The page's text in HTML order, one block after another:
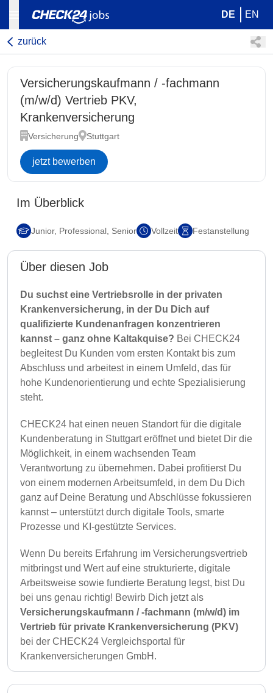
DE EN
zurück
Versicherungskaufmann / -fachmann
(m/w/d) Vertrieb PKV,
Krankenversicherung
Versicherung Stuttgart
jetzt bewerben
Im Überblick
Junior, Professional, Senior Vollzeit Festanstellung
Über diesen Job
Du suchst eine Vertriebsrolle in der privaten
Krankenversicherung, in der Du Dich auf
qualifizierte Kundenanfragen konzentrieren
kannst – ganz ohne Kaltakquise? Bei CHECK24
begleitest Du Kunden vom ersten Kontakt bis zum
Abschluss und arbeitest in einem Umfeld, das für
hohe Kundenorientierung und echte Spezialisierung
steht.
CHECK24 hat einen neuen Standort für die digitale
Kundenberatung in Stuttgart eröffnet und bietet Dir die
Möglichkeit, in einem wachsenden Team
Verantwortung zu übernehmen. Dabei profitierst Du
von einem modernen Arbeitsumfeld, in dem Du Dich
ganz auf Deine Beratung und Abschlüsse fokussieren
kannst – unterstützt durch digitale Tools, smarte
Prozesse und KI-gestützte Services.
Wenn Du bereits Erfahrung im Versicherungsvertrieb
mitbringst und Wert auf eine strukturierte, digitale
Arbeitsweise sowie fundierte Beratung legst, bist Du
bei uns genau richtig! Bewirb Dich jetzt als
Versicherungskaufmann / -fachmann (m/w/d) im
Vertrieb für private Krankenversicherung (PKV)
bei der CHECK24 Vergleichsportal für
Krankenversicherungen GmbH.